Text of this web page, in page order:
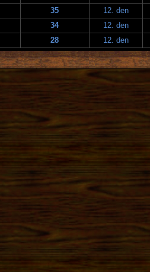
35
12. den
34
12. den
28 12. den